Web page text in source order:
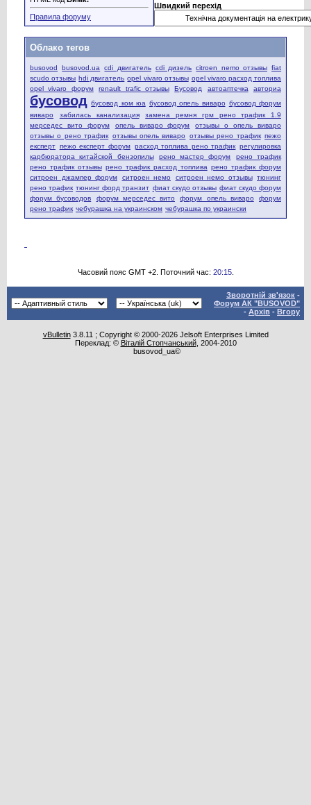
Правила форуму
Швидкий перехід
Облако тегов
busovod busovod.ua cdi двигатель cdi дизель citroen nemo отзывы fiat
scudo отзывы hdi двигатель opel vivaro отзывы opel vivaro расход топлива
opel vivaro форум
renault trafic отзывы Бусовод автоаптечка авториа
бусовод бусовод ком юа бусовод опель виваро бусовод форум
виваро
забилась канализация
замена ремня грм рено трафик 1.9
мерседес вито форум
опель виваро форум
отзывы о опель виваро
отзывы о рено трафик отзывы опель виваро отзывы рено трафик пежо
експерт пежо експерт форум расход топлива рено трафик регулировка
карбюратора китайской бензопилы
рено мастер форум
рено трафик
рено трафик отзывы рено трафик расход топлива рено трафик форум
ситроен джампер форум
ситроен немо ситроен немо отзывы тюнинг
рено трафик тюнинг форд транзит фиат скудо отзывы фиат скудо форум
форум бусоводов
форум мерседес вито форум опель виваро
форум
рено трафик чебурашка на украинском чебурашка по украински
Часовий пояс GMT +2. Поточний час: 20:15.
Зворотній зв'язок -
Форум АК "BUSOVOD"
- Архів - Вгору
vBulletin3.8.11 ; Copyright © 2000-2026 Jelsoft Enterprises Limited
Переклад: © Віталій Стопчанський, 2004-2010
busovod_ua©